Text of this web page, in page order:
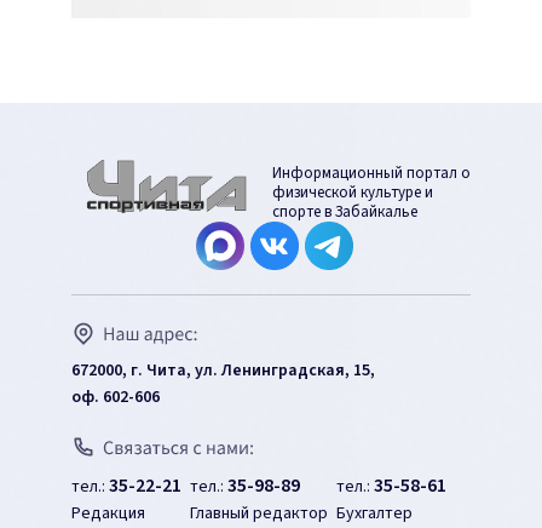
Информационный портал о
физической культуре и
спорте в Забайкалье
672000, г. Чита, ул. Ленинградская, 15,
оф. 602-606
тел.: 35-22-21
Редакция
тел.: 35-98-89
Главный редактор
тел.: 35-58-61
Бухгалтер